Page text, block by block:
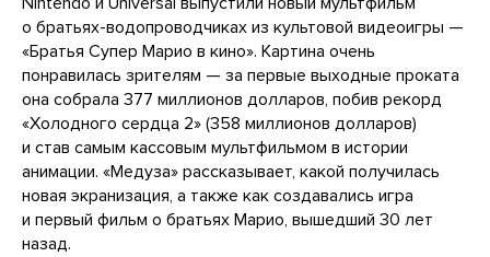
о братьях-водопроводчиках из культовой видеоигры —
«Братья Супер Марио в кино». Картина очень
понравилась зрителям — за первые выходные проката
она собрала 377 миллионов долларов, побив рекорд
«Холодного сердца 2» (358 миллионов долларов)
и став самым кассовым мультфильмом в истории
анимации. «Медуза» рассказывает, какой получилась
новая экранизация, а также как создавались игра
и первый фильм о братьях Марио, вышедший 30 лет
назад.